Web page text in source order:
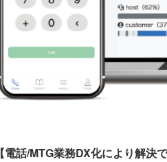
【電話/MTG業務DX化により解決